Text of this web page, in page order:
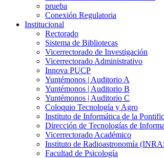
prueba
Conexión Regulatoria
Institucional
Rectorado
Sistema de Bibliotecas
Vicerrectorado de Investigación
Vicerrectorado Administrativo
Innova PUCP
Yuntémonos | Auditorio A
Yuntémonos | Auditorio B
Yuntémonos | Auditorio C
Coloquio Tecnología y Agro
Instituto de Informática de la
Dirección de Tecnologías de
Vicerrectorado Académico
Instituto de Radioastronomía
Facultad de Psicología